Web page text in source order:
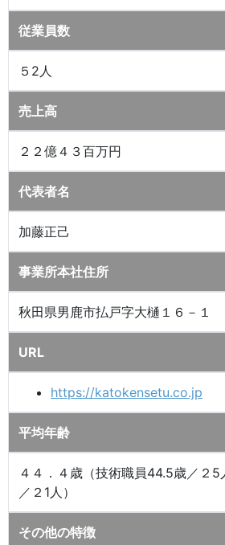
従業員数
５2人
売上高
２２億４３百万円
代表者名
加藤正己
事業所本社住所
秋田県男鹿市払戸字大樋１６－１
URL
https://katokensetu.co.jp
平均年齢
４４．４歳（技術職員44.5歳／２
／２1人）
その他の特徴